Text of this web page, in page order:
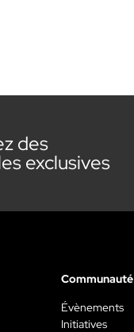
des
exclusives
Communauté
Évènements
Initiatives